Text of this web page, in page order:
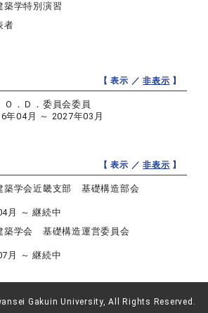
築学特別演習
者
【 表示 ／非表示 】
Ｏ．Ｄ．委員会委員
年04月 ～ 2027年03月
【 表示 ／非表示 】
築学会近畿支部 基礎構造部会
月 ～ 継続中
築学会 基礎構造運営委員会
月 ～ 継続中
Gakuin University, All Rights Reserved.